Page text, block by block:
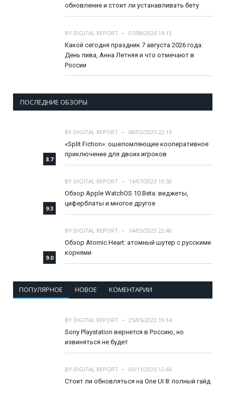
обновление и стоит ли устанавливать бету
BY DIGITAL REPORT
07/08/2026 14:13
Какой сегодня праздник 7 августа 2026 года:
День пива, Анна Летняя и что отмечают в
России
ПОСЛЕДНИЕ ОБЗОРЫ
8.7
BY DIGITAL REPORT
08/03/2025 22:13
«Split Fiction»: ошеломляющее кооперативное
приключение для двоих игроков
9.3
BY DIGITAL REPORT
14/07/2023 19:50
Обзор Apple WatchOS 10 Beta: виджеты,
циферблаты и многое другое
9.0
BY DIGITAL REPORT
14/03/2023 22:40
Обзор Atomic Heart: атомный шутер с русскими
корнями
ПОПУЛЯРНОЕ НОВОЕ КОМЕНТАРИИ
BY DIGITAL REPORT
25/05/2022 19:14
Sony Playstation вернется в Россию, но
извиняться не будет
BY DIGITAL REPORT
03/11/2025 12:46
Стоит ли обновляться на One UI 8: полный гайд